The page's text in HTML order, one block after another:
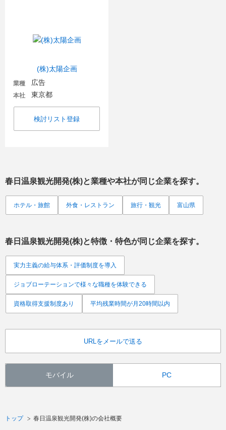
(株)太陽企画
業種 広告
本社 東京都
検討リスト登録
春日温泉観光開発(株)と業種や本社が同じ企業を探す。
ホテル・旅館 外食・レストラン 旅行・観光 富山県
春日温泉観光開発(株)と特徴・特色が同じ企業を探す。
実力主義の給与体系・評価制度を導入
ジョブローテーションで様々な職種を体験できる
資格取得支援制度あり 平均残業時間が月20時間以内
URLをメールで送る
モバイル PC
トップ 春日温泉観光開発(株)の会社概要